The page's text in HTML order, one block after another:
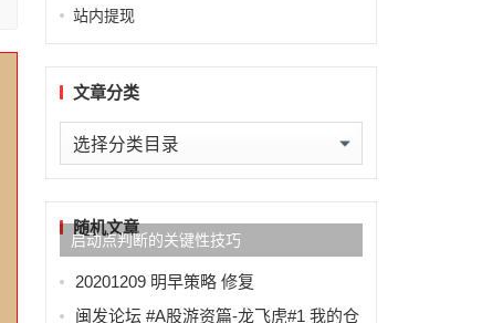
站内提现
文章分类
文
章
类随机文章
启动点判断的关键性技巧
20201209 明早策略 修复
闽发论坛 #A股游资篇-龙飞虎#1 我的仓